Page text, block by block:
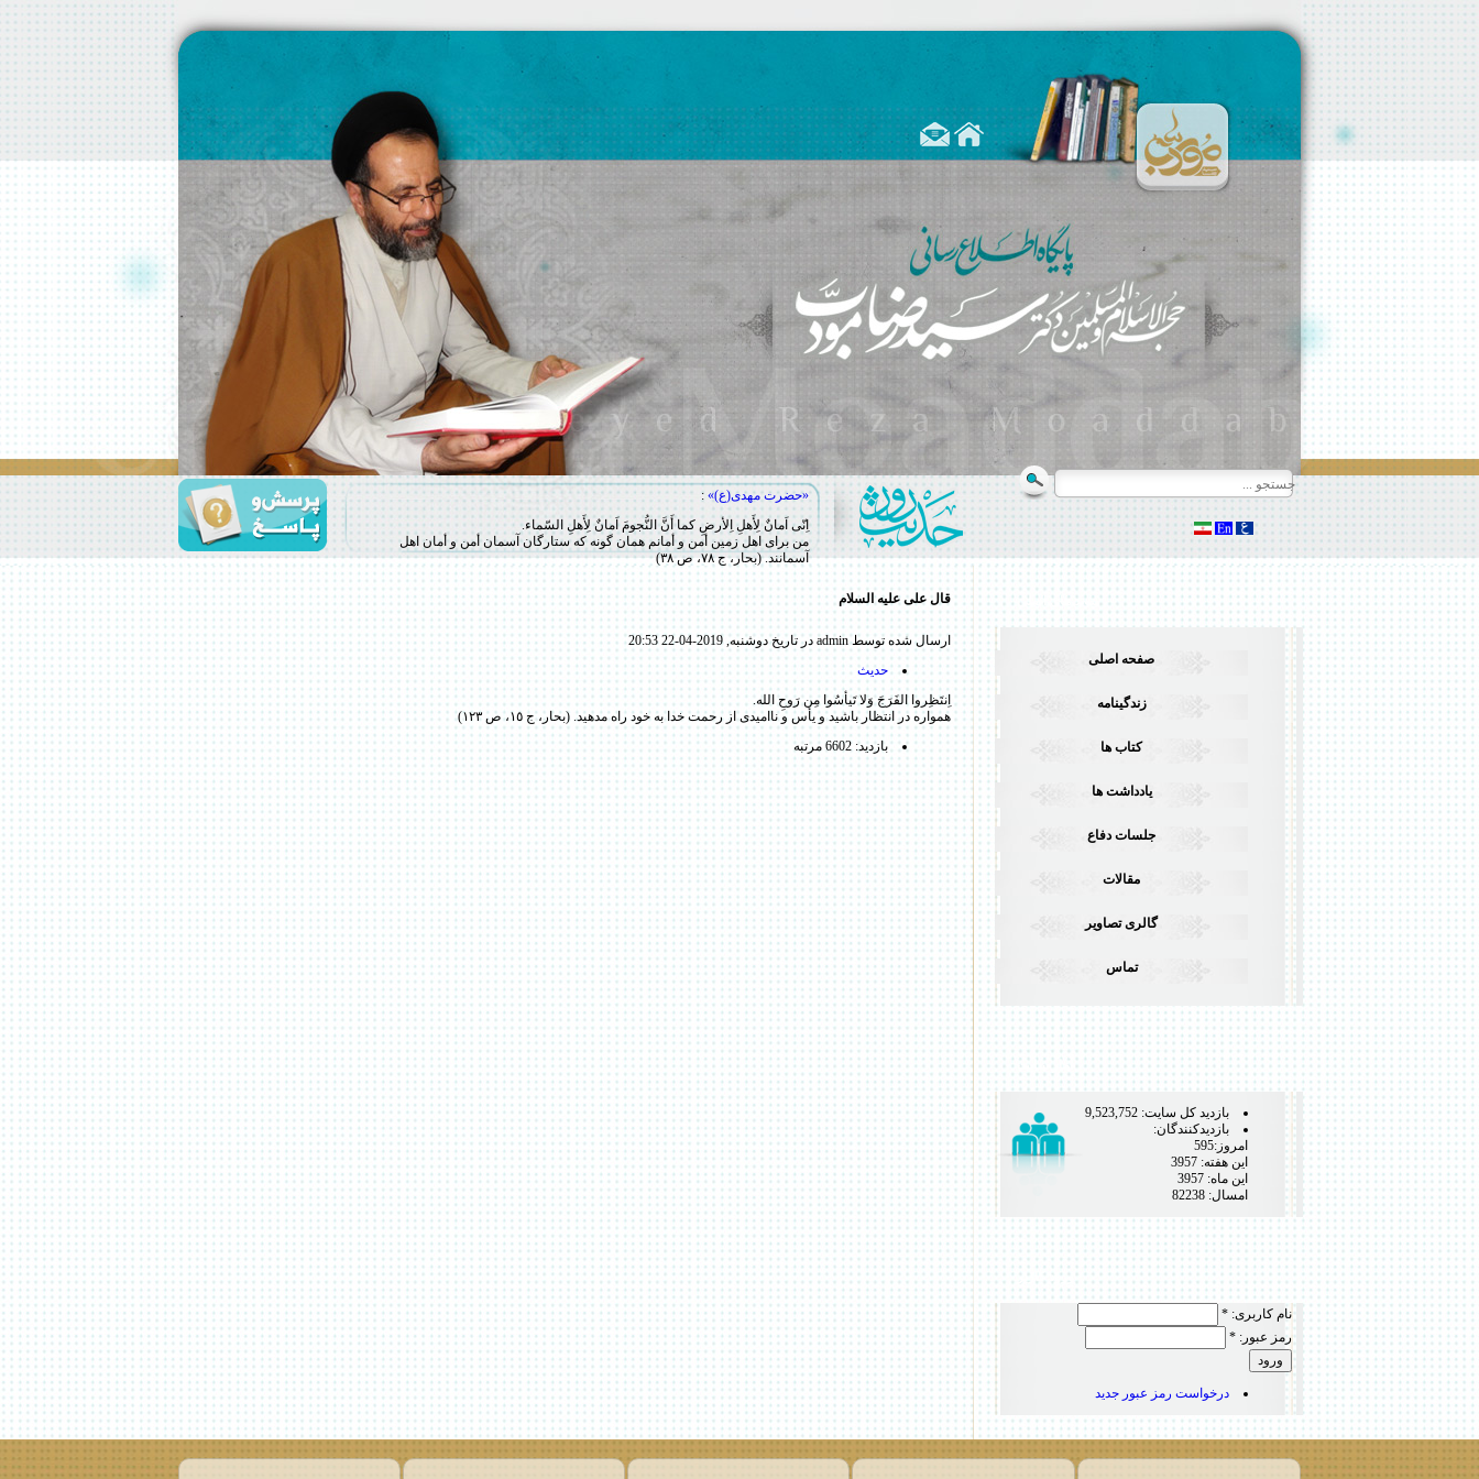
«حضرت مهدی(ع)» :
اِنّی اَمانٌ لِأَهلِ اِلأرضِ كما أَنَّ النُّجومَ اَمانٌ لِأَهلِ السّماء.
من برای اهل زمین أمن و أمانم همان گونه که ستارگان آسمان أمن و أمان اهل
آسمانند. (بحار، ج ٧٨، ص ٣٨)
پیوند های اصلی
صفحه اصلی
زندگینامه
کتاب ها
يادداشت ها
جلسات دفاع
مقالات
گالری تصاویر
تماس
آمار سايت
بازديد كل سايت: 9,523,752
بازديدكنندگان:
امروز:595
اين هفته: 3957
اين ماه: 3957
امسال: 82238
ورود کاربر
نام کاربری: *
رمز عبور: *
درخواست رمز عبور جدید
قال علی علیه السلام
ارسال شده توسط admin در تاریخ دوشنبه, 2019-04-22 20:53
حدیث
اِنتَظِروا الفَرَجَ وَلا تَیأسُوا مِن رَوحِ الله.
همواره در انتظار باشید و یأس و ناامیدی از رحمت خدا به خود راه مدهید. (بحار، ج ١٥، ص ١٢٣)
بازدید: 6602 مرتبه